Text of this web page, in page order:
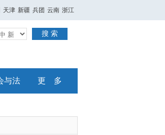
天津 新疆 兵团 云南 浙江
搜 索
与法 更 多